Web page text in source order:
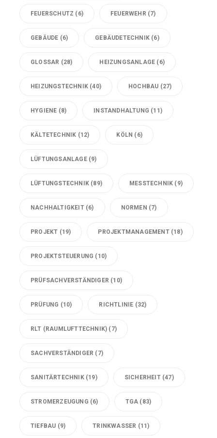
FEUERSCHUTZ (6) FEUERWEHR (7)
GEBÄUDE (6) GEBÄUDETECHNIK (6)
GLOSSAR (28) HEIZUNGSANLAGE (6)
HEIZUNGSTECHNIK (40) HOCHBAU (27)
HYGIENE (8) INSTANDHALTUNG (11)
KÄLTETECHNIK (12) KÖLN (6)
LÜFTUNGSANLAGE(9)
LÜFTUNGSTECHNIK (89) MESSTECHNIK (9)
NACHHALTIGKEIT(6) NORMEN (7)
PROJEKT (19) PROJEKTMANAGEMENT(18)
PROJEKTSTEUERUNG (10)
PRÜFSACHVERSTÄNDIGER (10)
PRÜFUNG (10) RICHTLINIE (32)
RLT (RAUMLUFTTECHNIK) (7)
SACHVERSTÄNDIGER (7)
SANITÄRTECHNIK(19) SICHERHEIT(47)
STROMERZEUGUNG (6) TGA (83)
TIEFBAU (9) TRINKWASSER (11)